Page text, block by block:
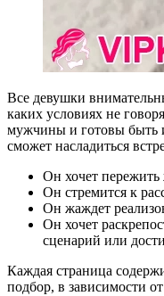
Все девушки
каких условиях не
мужчины и готовы быть
сможет насладиться
Он хочет
Он стремится к
Он жаждет
Он хочет
сценарий или
Каждая страница
подбор, в зависимости